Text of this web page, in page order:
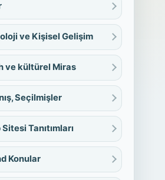
ve Kişisel Gelişim
ve kültürel Miras
Seçilmişler
Tanıtımları
Konular